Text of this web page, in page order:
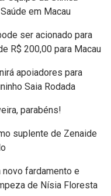
em Macau
ser acionado para
R$ 200,00 para Macau
apoiadores para
Saia Rodada
parabéns!
suplente de Zenaide
novo fardamento e
de Nísia Floresta